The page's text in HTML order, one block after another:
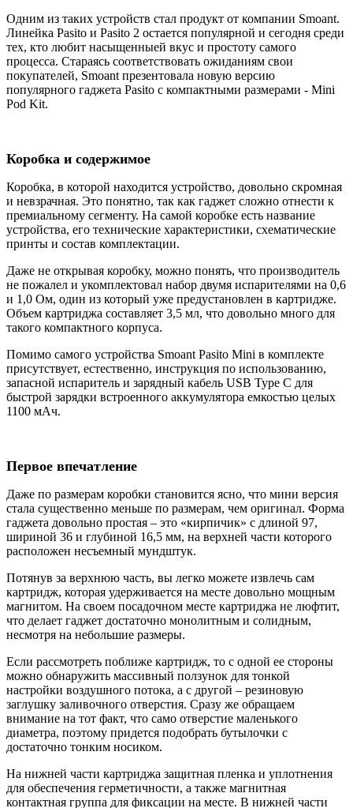
Одним из таких устройств стал продукт от компании Smoant.
Линейка Pasito и Pasito 2 остается популярной и сегодня среди
тех, кто любит насыщенныей вкус и простоту самого
процесса. Стараясь соответствовать ожиданиям свои
покупателей, Smoant презентовала новую версию
популярного гаджета Pasito с компактными размерами - Mini
Pod Kit.
Коробка и содержимое
Коробка, в которой находится устройство, довольно скромная
и невзрачная. Это понятно, так как гаджет сложно отнести к
премиальному сегменту. На самой коробке есть название
устройства, его технические характеристики, схематические
принты и состав комплектации.
Даже не открывая коробку, можно понять, что производитель
не пожалел и укомплектовал набор двумя испарителями на 0,6
и 1,0 Ом, один из который уже предустановлен в картридже.
Объем картриджа составляет 3,5 мл, что довольно много для
такого компактного корпуса.
Помимо самого устройства Smoant Pasito Mini в комплекте
присутствует, естественно, инструкция по использованию,
запасной испаритель и зарядный кабель USB Type С для
быстрой зарядки встроенного аккумулятора емкостью целых
1100 мАч.
Первое впечатление
Даже по размерам коробки становится ясно, что мини версия
стала существенно меньше по размерам, чем оригинал. Форма
гаджета довольно простая – это «кирпичик» с длиной 97,
шириной 36 и глубиной 16,5 мм, на верхней части которого
расположен несъемный мундштук.
Потянув за верхнюю часть, вы легко можете извлечь сам
картридж, которая удерживается на месте довольно мощным
магнитом. На своем посадочном месте картриджа не люфтит,
что делает гаджет достаточно монолитным и солидным,
несмотря на небольшие размеры.
Если рассмотреть поближе картридж, то с одной ее стороны
можно обнаружить массивный ползунок для тонкой
настройки воздушного потока, а с другой – резиновую
заглушку заливочного отверстия. Сразу же обращаем
внимание на тот факт, что само отверстие маленького
диаметра, поэтому придется подобрать бутылочки с
достаточно тонким носиком.
На нижней части картриджа защитная пленка и уплотнения
для обеспечения герметичности, а также магнитная
контактная группа для фиксации на месте. В нижней части